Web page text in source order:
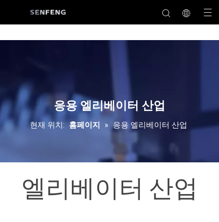
응용 엘리베이터 산업
현재 위치: 홈페이지 » 응용 엘리베이터 산업
엘리베이터 산업